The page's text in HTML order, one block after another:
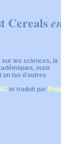
Cereals
sur les sciences, la
mais
un tas d'autres
et traduit par